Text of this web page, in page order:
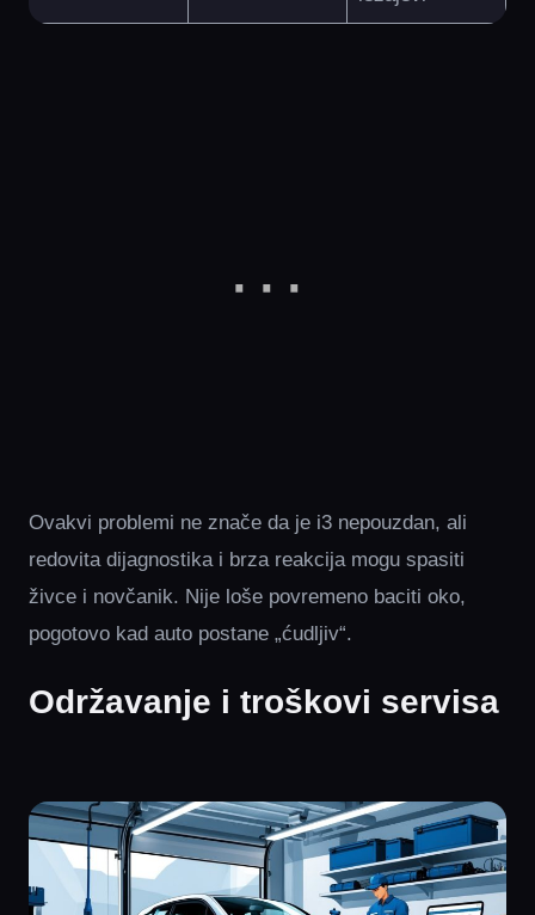
Ovakvi problemi ne znače da je i3 nepouzdan, ali
redovita dijagnostika i brza reakcija mogu spasiti
živce i novčanik. Nije loše povremeno baciti oko,
pogotovo kad auto postane „ćudljiv“.
Održavanje i troškovi servisa